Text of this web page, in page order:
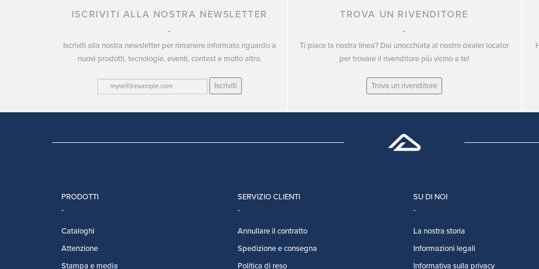
ISCRIVITI ALLA NOSTRA NEWSLETTER
Iscriviti alla nostra newsletter per rimanere informato riguardo a
nuovi prodotti, tecnologie, eventi, contest e molto altro.
Iscriviti
TROVA UN RIVENDITORE
Ti piace la nostra linea? Dai unocchiata al nostro dealer locator
per trovare il rivenditore più vicino a te!
Trova un rivenditore
PRODOTTI
Cataloghi
Attenzione
Stampa e media
SERVIZIO CLIENTI
Annullare il contratto
Spedizione e consegna
Politica di reso
SU DI NOI
La nostra storia
Informazioni legali
Informativa sulla privacy